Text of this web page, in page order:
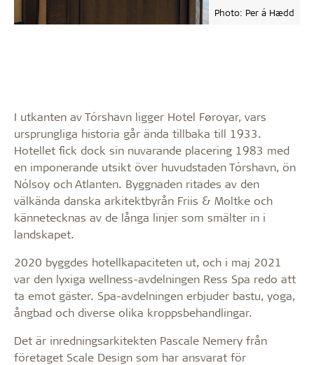
Photo: Per á Hædd
I utkanten av Tórshavn ligger Hotel Føroyar, vars
ursprungliga historia går ända tillbaka till 1933.
Hotellet fick dock sin nuvarande placering 1983 med
en imponerande utsikt över huvudstaden Tórshavn, ön
Nólsoy och Atlanten. Byggnaden ritades av den
välkända danska arkitektbyrån Friis & Moltke och
kännetecknas av de långa linjer som smälter in i
landskapet.
2020 byggdes hotellkapaciteten ut, och i maj 2021
var den lyxiga wellness-avdelningen Ress Spa redo att
ta emot gäster. Spa-avdelningen erbjuder bastu, yoga,
ångbad och diverse olika kroppsbehandlingar.
Det är inredningsarkitekten Pascale Nemery från
företaget Scale Design som har ansvarat för